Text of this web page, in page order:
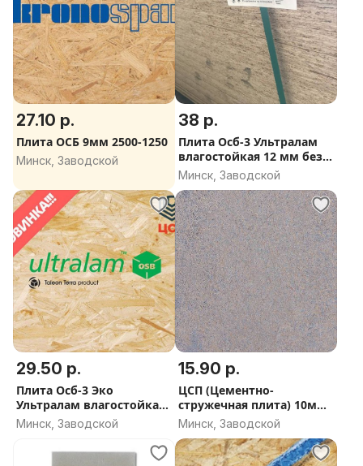
27.10 р.
Плита ОСБ 9мм 2500-1250
Минск, Заводской
38 р.
Плита Осб-3 Ультралам
влагостойкая 12 мм без
формальдегида
Минск, Заводской
29.50 р.
Плита Осб-3 Эко
Ультралам влагостойкая
9мм без формальдегида
Минск, Заводской
15.90 р.
ЦСП (Цементно-
стружечная плита) 10мм
длинная стружка
Минск, Заводской